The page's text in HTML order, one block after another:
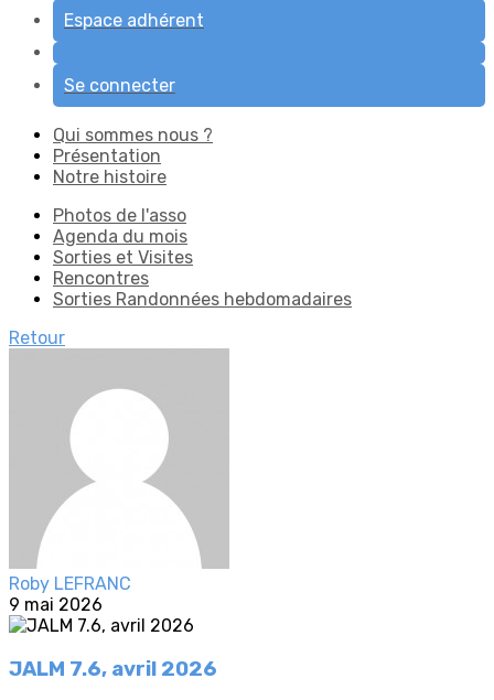
Espace adhérent
Se connecter
Qui sommes nous ?
Présentation
Notre histoire
Photos de l'asso
Agenda du mois
Sorties et Visites
Rencontres
Sorties Randonnées hebdomadaires
Retour
Roby LEFRANC
9 mai 2026
JALM 7.6, avril 2026